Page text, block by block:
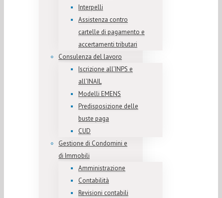
Interpelli
Assistenza contro
cartelle di pagamento e
accertamenti tributari
Consulenza del lavoro
Iscrizione all’INPS e
all’INAIL
Modelli EMENS
Predisposizione delle
buste paga
CUD
Gestione di Condomini e
di Immobili
Amministrazione
Contabilità
Revisioni contabili